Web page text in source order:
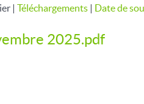
| Téléchargements | Date de
2025.pdf